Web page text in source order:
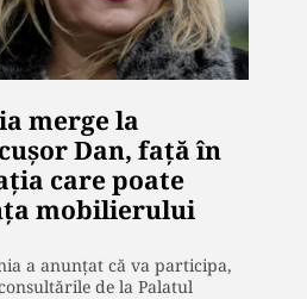
merge la
Dan, față în
care poate
mobilierului
a anunțat că va participa,
de la Palatul